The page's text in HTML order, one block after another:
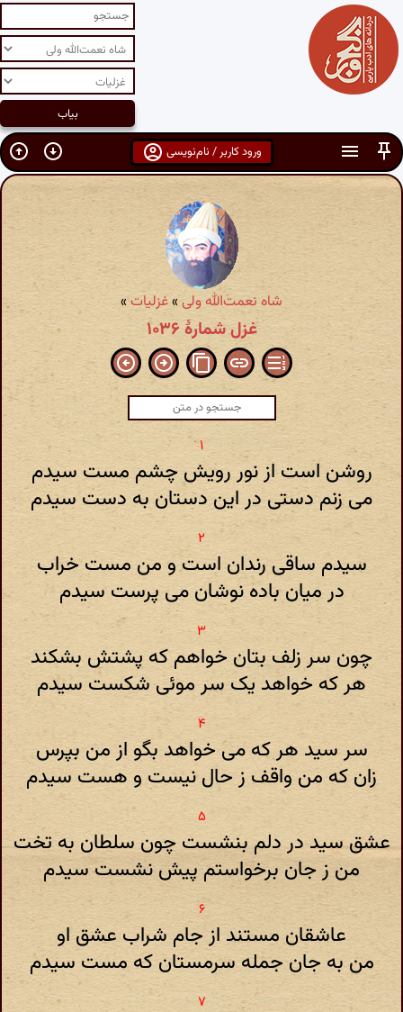
ورود کاربر / نام‌نویسی
شاه نعمت‌الله ولی»غزلیات»
غزل شمارهٔ ۱۰۳۶
روشن است از نور رویش چشم مست سیدم
می زنم دستی در این دستان به دست سیدم
سیدم ساقی رندان است و من مست خراب
در میان باده نوشان می پرست سیدم
چون سر زلف بتان خواهم که پشتش بشکند
هر که خواهد یک سر موئی شکست سیدم
سر سید هر که می خواهد بگو از من بپرس
زان که من واقف ز حال نیست و هست سیدم
عشق سید در دلم بنشست چون سلطان به تخت
من ز جان برخواستم پیش نشست سیدم
عاشقان مستند از جام شراب عشق او
من به جان جمله سرمستان که مست سیدم